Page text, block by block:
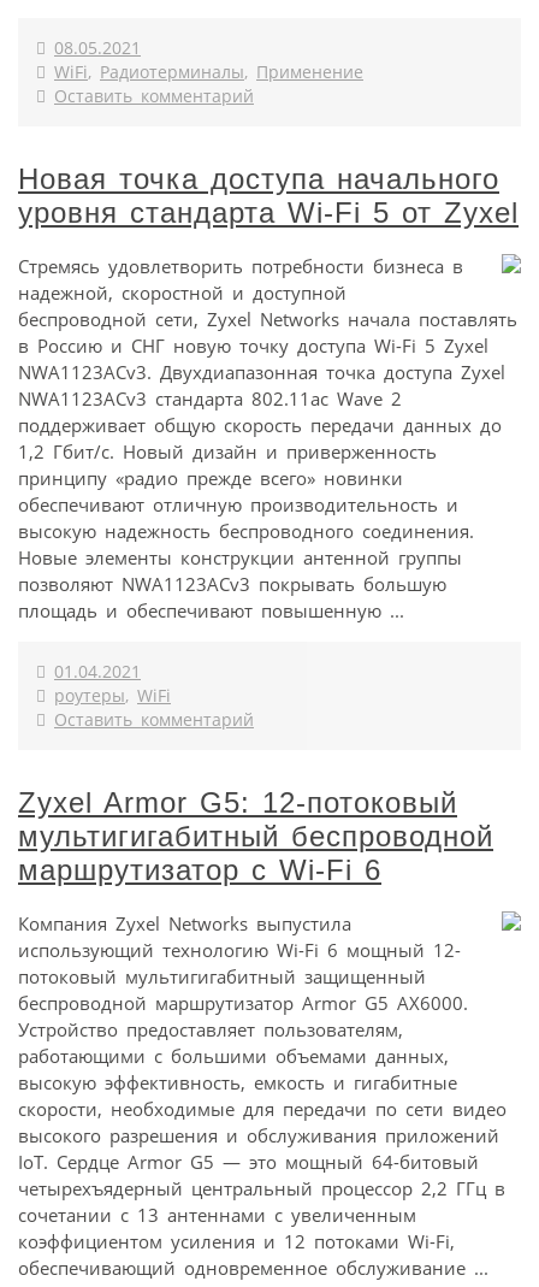
08.05.2021
WiFi, Радиотерминалы, Применение
Оставить комментарий
Новая точка доступа начального
уровня стандарта Wi-Fi 5 от Zyxel
Стремясь удовлетворить потребности бизнеса в
надежной, скоростной и доступной
беспроводной сети, Zyxel Networks начала поставлять
в Россию и СНГ новую точку доступа Wi-Fi 5 Zyxel
NWA1123ACv3. Двухдиапазонная точка доступа Zyxel
NWA1123ACv3 стандарта 802.11ac Wave 2
поддерживает общую скорость передачи данных до
1,2 Гбит/с. Новый дизайн и приверженность
принципу «радио прежде всего» новинки
обеспечивают отличную производительность и
высокую надежность беспроводного соединения.
Новые элементы конструкции антенной группы
позволяют NWA1123ACv3 покрывать большую
площадь и обеспечивают повышенную ...
01.04.2021
роутеры, WiFi
Оставить комментарий
Zyxel Armor G5: 12-потоковый
мультигигабитный беспроводной
маршрутизатор с Wi-Fi 6
Компания Zyxel Networks выпустила
использующий технологию Wi-Fi 6 мощный 12-
потоковый мультигигабитный защищенный
беспроводной маршрутизатор Armor G5 AX6000.
Устройство предоставляет пользователям,
работающими с большими объемами данных,
высокую эффективность, емкость и гигабитные
скорости, необходимые для передачи по сети видео
высокого разрешения и обслуживания приложений
IoT. Сердце Armor G5 — это мощный 64-битовый
четырехъядерный центральный процессор 2,2 ГГц в
сочетании с 13 антеннами с увеличенным
коэффициентом усиления и 12 потоками Wi-Fi,
обеспечивающий одновременное обслуживание ...